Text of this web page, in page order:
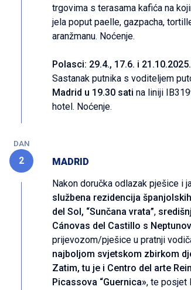
trgovima s terasama kafića na
jela poput paelle, gazpacha,
aranžmanu. Noćenje.
Polasci: 29.4., 17.6. i 21.10.2025.
Sastanak putnika s voditeljem
Madrid u 19.30 sati na liniji
hotel. Noćenje.
DAN
2
MADRID
Nakon doručka odlazak pješice i
službena rezidencija
del Sol, “Sunčana vrata”,
Cánovas del Castillo s
prijevozom/pješice u pratnji
najboljom svjetskom zbirkom
Zatim, tu je i Centro del arte
Picassova “Guernica», te posjet